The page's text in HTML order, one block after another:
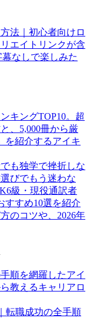
法｜初心者向けロ
エイトリンクが含
なしで楽しみた
も独学で挫折しな
びでもう迷わな
級・現役通訳者
すすめ10選を紹介
のコツや、2026年
転職成功の全手順